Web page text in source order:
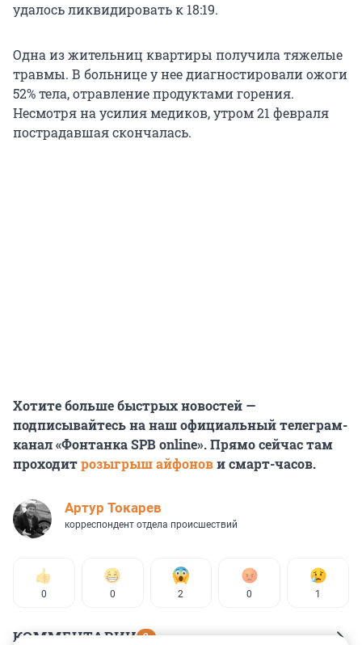
удалось ликвидировать к 18:19.
Одна из жительниц квартиры получила тяжелые
травмы. В больнице у нее диагностировали ожоги
52% тела, отравление продуктами горения.
Несмотря на усилия медиков, утром 21 февраля
пострадавшая скончалась.
Хотите больше быстрых новостей —
подписывайтесь на наш официальный телеграм-
канал «Фонтанка SPB online». Прямо сейчас там
проходитрозыгрыш айфонови смарт-часов.
Артур Токарев
корреспондент отдела происшествий
0 0 2 0 1
КОММЕНТАРИИ 2